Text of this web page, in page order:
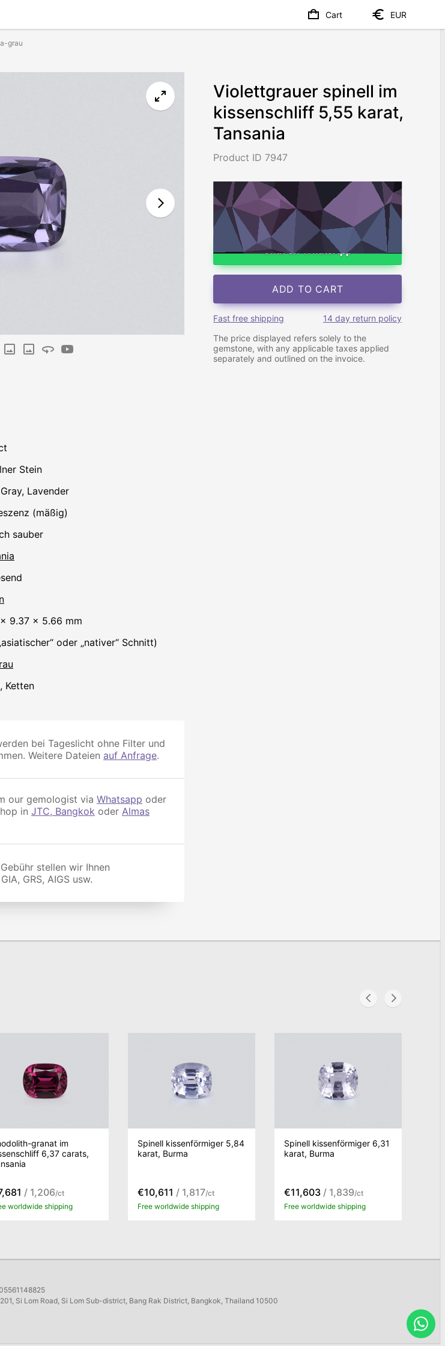
grau
Violettgrauer spinell im
kissenschliff 5,55 karat,
Tansania
Product ID 7947
€6,637/ 1,196 /ct
Worldwide shipping
Chat on WhatsApp
ADD TO CART
Fast free shipping
14 day return policy
The price displayed refers solely to the
gemstone, with any applicable taxes applied
separately and outlined on the invoice.
Stein
, Lavender
(mäßig)
sauber
× 9.37 × 5.66 mm
oder „nativer“ Schnitt)
Ketten
bei Tageslicht ohne Filter und
Weitere Dateien auf Anfrage.
our gemologist via Whatsapp oder
in JTC, Bangkok oder Almas
stellen wir Ihnen
GRS, AIGS usw.
granat im
6,37 carats,
/ 1,206/ct
worldwide shipping
Spinell kissenförmiger 5,84
karat, Burma
€10,611 / 1,817/ct
Free worldwide shipping
Spinell kissenförmiger 6,31
karat, Burma
€11,603 / 1,839/ct
Free worldwide shipping
Si Lom Road, Si Lom Sub-district, Bang Rak District, Bangkok, Thailand 10500
Cart EUR